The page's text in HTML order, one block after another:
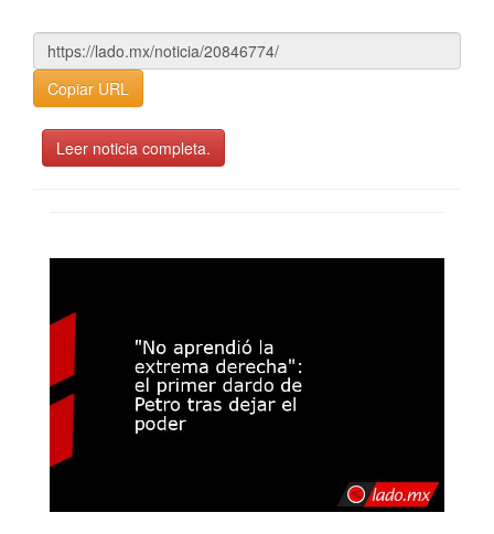
Copiar URL
Leer noticia completa.